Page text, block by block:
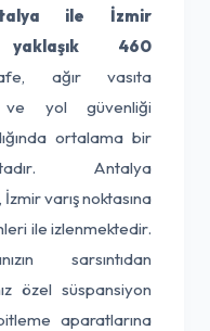
ile İzmir
460
ağır vasıta
ve yol güvenliği
ortalama bir
Antalya
varış noktasına
ile izlenmektedir.
sarsıntıdan
özel süspansiyon
aparatlarına